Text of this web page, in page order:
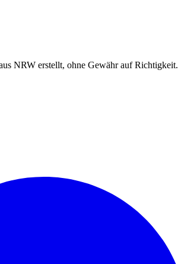
NRW erstellt, ohne Gewähr auf Richtigkeit.